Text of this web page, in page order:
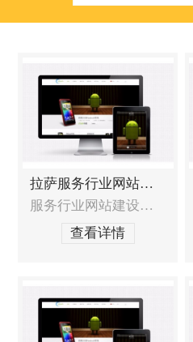
拉萨服务行业网站建设
服务行业网站建设的特殊需求 如何定位网站类型、服务重点、目标客户？如何在展示服务的同时更好的展现出品牌价值，提升企业在客户心中的印象？如何将服务与互动体验相结合，提升客户体验度？如何充分展现服务品质和综合实力，从而引起客户兴趣，产生共鸣，增加信任？如何才能更快地获得更多的客户和商机？ 服务行业网站建设解决方案
查看详情